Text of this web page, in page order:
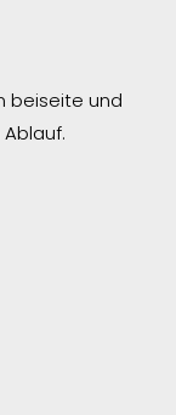
beiseite und
Ablauf.